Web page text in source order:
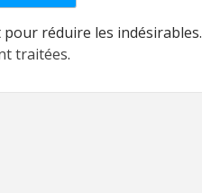
réduire les indésirables.
traitées.